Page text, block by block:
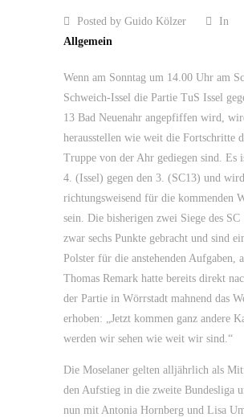
Posted by Guido Kölzer
In
Allgemein
Wenn am Sonntag um 14.00 Uhr am
Schweich-Issel die Partie TuS Issel
13 Bad Neuenahr angepfiffen wird,
herausstellen wie weit die Fortschritte
Truppe von der Ahr gediegen sind. Es
4. (Issel) gegen den 3. (SC13) und
richtungsweisend für die kommenden
sein. Die bisherigen zwei Siege des SC
zwar sechs Punkte gebracht und sind
Polster für die anstehenden Aufgaben,
Thomas Remark hatte bereits direkt
der Partie in Wörrstadt mahnend das
erhoben: „Jetzt kommen ganz andere
werden wir sehen wie weit wir sind.“
Die Moselaner gelten alljährlich als
den Aufstieg in die zweite Bundesliga
nun mit Antonia Hornberg und Lisa